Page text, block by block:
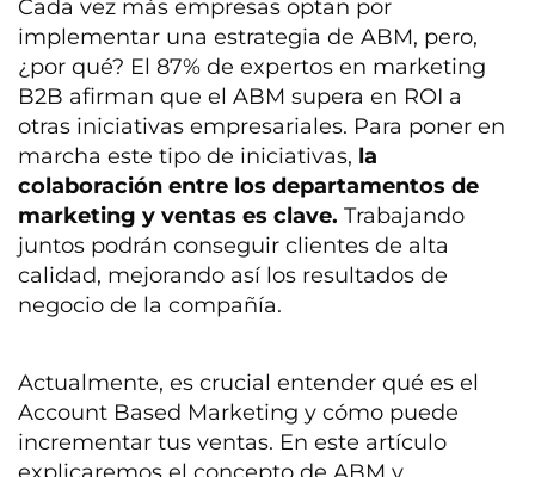
Cada vez más empresas optan por
implementar una estrategia de ABM, pero,
¿por qué? El 87% de expertos en marketing
B2B afirman que el ABM supera en ROI a
otras iniciativas empresariales. Para poner en
marcha este tipo de iniciativas, la
colaboración entre los departamentos de
marketing y ventas es clave. Trabajando
juntos podrán conseguir clientes de alta
calidad, mejorando así los resultados de
negocio de la compañía.
Actualmente, es crucial entender qué es el
Account Based Marketing y cómo puede
incrementar tus ventas. En este artículo